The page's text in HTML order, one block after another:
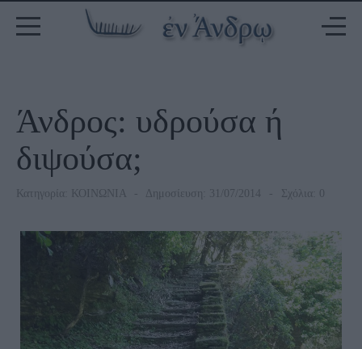
Άνδρος: υδρούσα ή
διψούσα;
Κατηγορία: ΚΟΙΝΩΝΙΑ Δημοσίευση: 31/07/2014 Σχόλια: 0